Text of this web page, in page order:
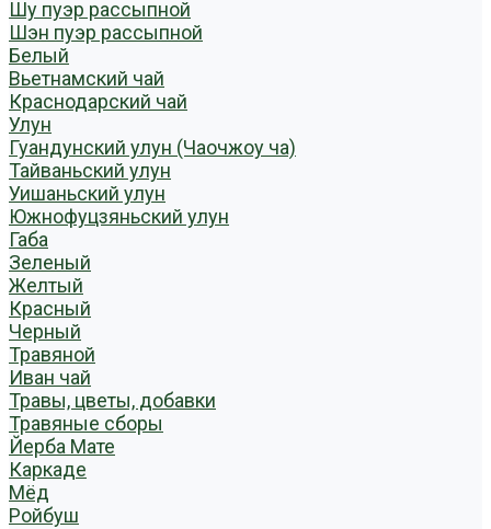
Шу пуэр рассыпной
Шэн пуэр рассыпной
Белый
Вьетнамский чай
Краснодарский чай
Улун
Гуандунский улун (Чаочжоу ча)
Тайваньский улун
Уишаньский улун
Южнофуцзяньский улун
Габа
Зеленый
Желтый
Красный
Черный
Травяной
Иван чай
Травы, цветы, добавки
Травяные сборы
Йерба Мате
Каркаде
Мёд
Ройбуш